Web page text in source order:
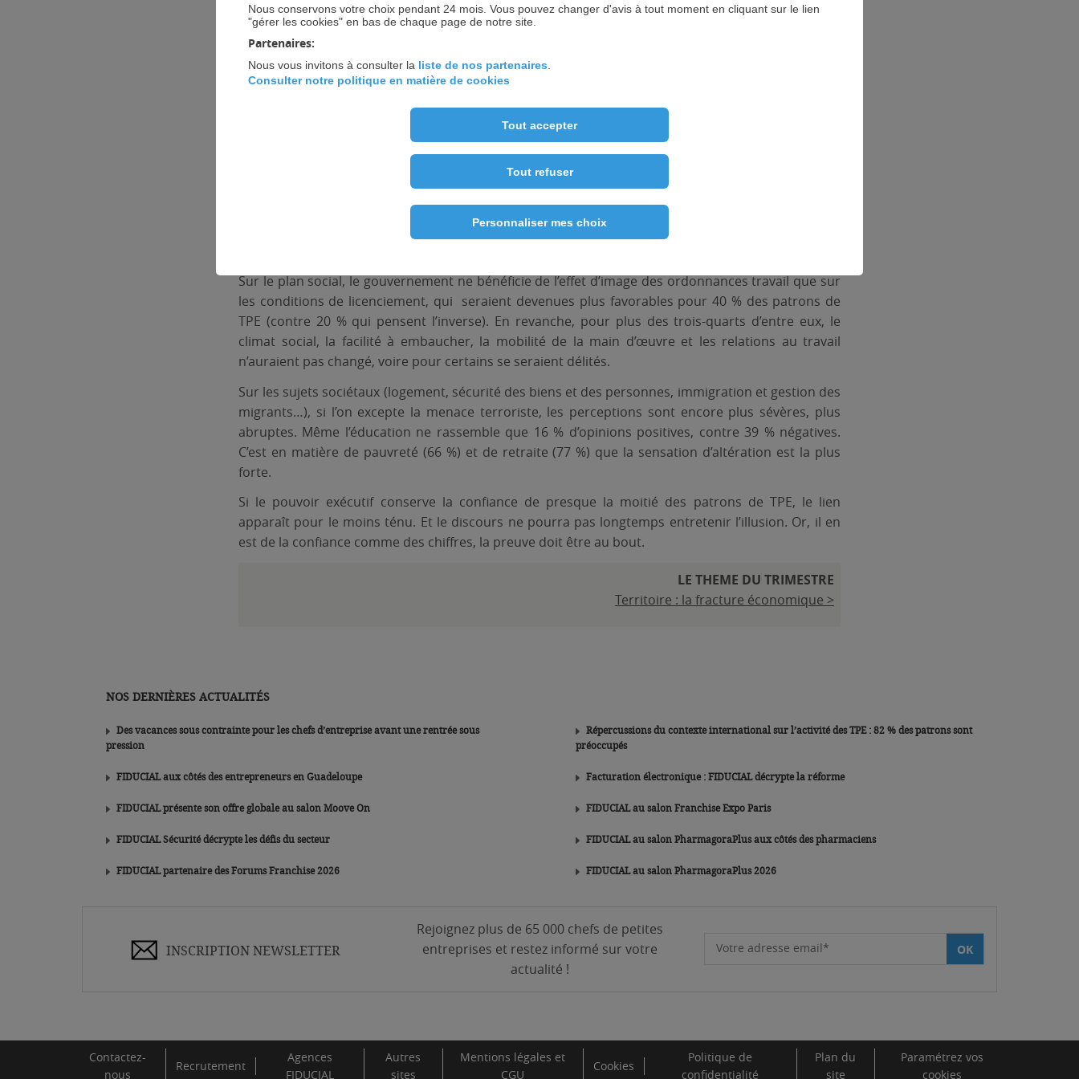
Sur le plan social, le gouvernement ne bénéficie de l’effet d’image des ordonnances travail que sur
les conditions de licenciement, qui seraient devenues plus favorables pour 40 % des patrons de
TPE (contre 20 % qui pensent l’inverse). En revanche, pour plus des trois-quarts d’entre eux, le
climat social, la facilité à embaucher, la mobilité de la main d’œuvre et les relations au travail
n’auraient pas changé, voire pour certains se seraient délités.
Sur les sujets sociétaux (logement, sécurité des biens et des personnes, immigration et gestion des
migrants…), si l’on excepte la menace terroriste, les perceptions sont encore plus sévères, plus
abruptes. Même l’éducation ne rassemble que 16 % d’opinions positives, contre 39 % négatives.
C’est en matière de pauvreté (66 %) et de retraite (77 %) que la sensation d’altération est la plus
forte.
Si le pouvoir exécutif conserve la confiance de presque la moitié des patrons de TPE, le lien
apparaît pour le moins ténu. Et le discours ne pourra pas longtemps entretenir l’illusion. Or, il en
est de la confiance comme des chiffres, la preuve doit être au bout.
LE THEME DU TRIMESTRE
Territoire : la fracture économique >
NOS DERNIÈRES ACTUALITÉS
Des vacances sous contrainte pour les chefs d’entreprise avant une rentrée sous
pression
FIDUCIAL aux côtés des entrepreneurs en Guadeloupe
FIDUCIAL présente son offre globale au salon Moove On
FIDUCIAL Sécurité décrypte les défis du secteur
FIDUCIAL partenaire des Forums Franchise 2026
Répercussions du contexte international sur l’activité des TPE : 82 % des patrons sont
préoccupés
Facturation électronique : FIDUCIAL décrypte la réforme
FIDUCIAL au salon Franchise Expo Paris
FIDUCIAL au salon PharmagoraPlus aux côtés des pharmaciens
FIDUCIAL au salon PharmagoraPlus 2026
INSCRIPTION NEWSLETTER
Rejoignez plus de 65 000 chefs de petites
entreprises et restez informé sur votre
actualité !
Votre adresse email* OK
Contactez-
nous
Recrutement
Agences
FIDUCIAL
Autres
sites
Mentions légales et
CGU
Cookies
Politique de
confidentialité
Plan du
site
Paramétrez vos
cookies
Nous conservons votre choix pendant 24 mois. Vous pouvez changer d'avis à tout moment en cliquant sur le lien
"gérer les cookies" en bas de chaque page de notre site.
Partenaires:
Nous vous invitons à consulter la liste de nos partenaires
Consulter notre politique en matière de cookies
Tout accepter
Tout refuser
Personnaliser mes choix